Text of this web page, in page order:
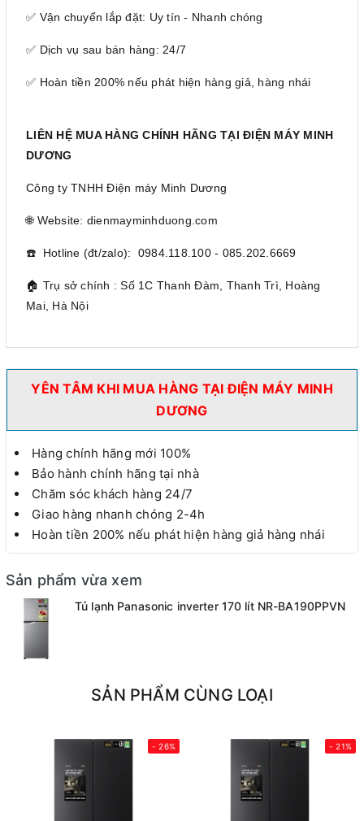
✅ Vận chuyển lắp đặt: Uy tín - Nhanh chóng
✅ Dịch vụ sau bán hàng: 24/7
✅ Hoàn tiền 200% nếu phát hiện hàng giả, hàng nhái
LIÊN HỆ MUA HÀNG CHÍNH HÃNG TẠI ĐIỆN MÁY MINH
DƯƠNG
Công ty TNHH Điện máy Minh Dương
🌐 Website: dienmayminhduong.com
☎️ Hotline (đt/zalo): 0984.118.100 - 085.202.6669
🏠 Trụ sở chính : Số 1C Thanh Đàm, Thanh Trì, Hoàng
Mai, Hà Nội
YÊN TÂM KHI MUA HÀNG TẠI ĐIỆN MÁY MINH
DƯƠNG
Hàng chính hãng mới 100%
Bảo hành chính hãng tại nhà
Chăm sóc khách hàng 24/7
Giao hàng nhanh chóng 2-4h
Hoàn tiền 200% nếu phát hiện hàng giả hàng nhái
Sản phẩm vừa xem
Tủ lạnh Panasonic inverter 170 lít NR-BA190PPVN
SẢN PHẨM CÙNG LOẠI
- 26% - 21%